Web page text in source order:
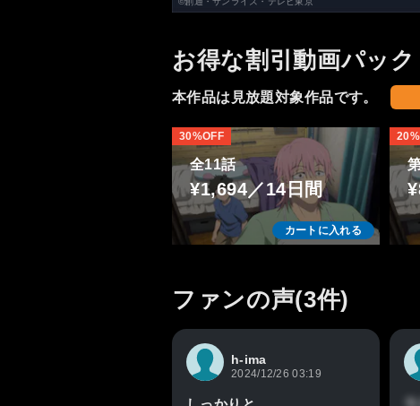
お得な割引動画パック
本作品は見放題対象作品です。
全11話
¥1,694／14日間
カートに入れる
30%OFF
ファンの声(3件)
h-ima
2024/12/26 03:19